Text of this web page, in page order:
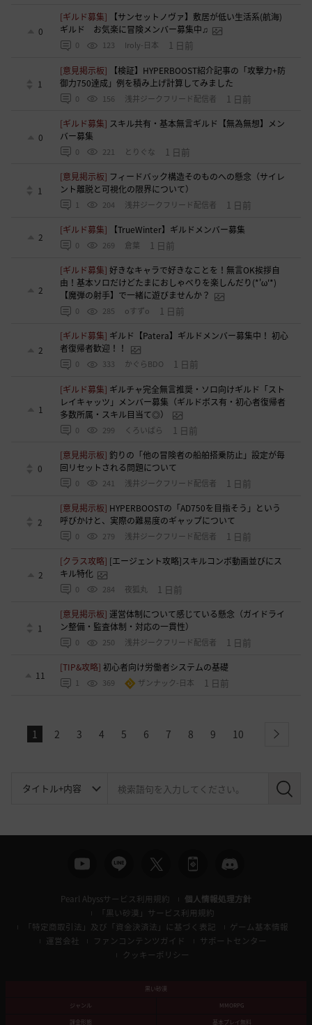
0
[ギルド募集]
【サンセットノヴァ】敷居が低い生活系(航海)
ギルド お気楽に冒険メンバー募集中♫
0 123 Iroly-日本 1 日前
1
[意見掲示板]
【検証】HYPERBOOST紹介記事の「攻撃力+防
御力750達成」例を積み上げ計算してみました
0 156 浅井ジークフリード配信者 1 日前
0
[ギルド募集] スキル共有・基本無言ギルド【無為無想】メン
バー募集
0 221 とりぐな 1 日前
1
[意見掲示板] フィードバック構造そのものへの懸念（サイレ
ント離脱と可視化の限界について）
1 204 浅井ジークフリード配信者 1 日前
2
[ギルド募集] 【TrueWinter】ギルドメンバー募集
0 269 倉葉 1 日前
2
[ギルド募集]好きなキャラで好きなことを！無言OK挨拶自
由！基本ソロだけどたまにおしゃべりを楽しんだり(*'ω'*)
【魔弾の射手】で一緒に遊びませんか？
0 285 oすずo 1 日前
2
[ギルド募集] ギルド【Patera】ギルドメンバー募集中！ 初心
者復帰者歓迎！！
0 333 かぐらBDO 1 日前
1
[ギルド募集] ギルチャ完全無言推奨・ソロ向けギルド「スト
レイキャッツ」メンバー募集（ギルドボス有・初心者復帰者
多数所属・スキル目当て◎）
0 299 くろいばら 1 日前
0
[意見掲示板]釣りの「他の冒険者の船舶搭乗防止」設定が毎
回リセットされる問題について
0 241 浅井ジークフリード配信者 1 日前
2
[意見掲示板] HYPERBOOSTの「AD750を目指そう」という
呼びかけと、実際の難易度のギャップについて
0 279 浅井ジークフリード配信者 1 日前
2
[クラス攻略] [エージェント攻略]スキルコンボ動画並びにス
キル特化
0 284 夜狐丸 1 日前
1
[意見掲示板]運営体制について感じている懸念（ガイドライ
ン整備・監査体制・対応の一貫性）
0 250 浅井ジークフリード配信者 1 日前
11
[TIP&攻略]初心者向け労働者システムの基礎
1 369 ザンナック-日本 1 日前
1 2 3 4 5 6 7 8 9 10 next
検
Pearl Abyssサービス利用規約
個人情報処理方針
「黒い砂漠」サービス利用規約
「特定商取引法」及び「資金決済法」に基づく表記
ゲーム基本情報
運営会社
ファンコンテンツガイド
サポートセンター
クッキーポリシー
黒い砂漠
ジャンル
MMORPG
課金形態
基本プレイ無料